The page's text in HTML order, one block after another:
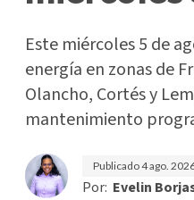
Este miércoles 5 de
energía en zonas de
Olancho, Cortés y
mantenimiento
Publicado4 ago.
Por: Evelin